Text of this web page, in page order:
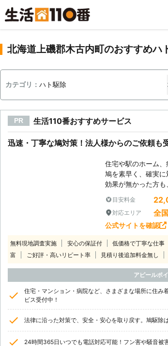
北海道上磯郡木古内町のおすすめハ
カテゴリ： ハト駆除
PR 生活110番おすすめサービス
迅速・丁寧な鳩対策！法人様からのご依頼も
住宅や駅のホーム
鳩を素早く、確実
効果が無かった方も
目安料金
対応エリア 全国
公式サイトを確認
無料現地調査実施 安心の保証付 低価格で丁寧な仕事
富
ご好評・高いリピート率 見積り後追加料金無し
アピールポ
住宅・マンション・病院など、さまざまな場所に住
ビス受付中！
法律に沿った対策で、安全・安心を取り戻す。鳩駆除
24時間365日いつでも電話対応可能！フン害や騒音被